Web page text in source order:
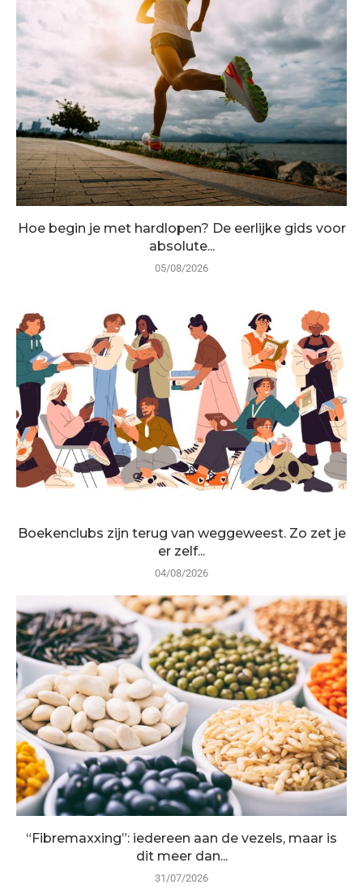
Hoe begin je met hardlopen? De eerlijke gids voor
absolute...
05/08/2026
Boekenclubs zijn terug van weggeweest. Zo zet je
er zelf...
04/08/2026
“Fibremaxxing”: iedereen aan de vezels, maar is
dit meer dan...
31/07/2026